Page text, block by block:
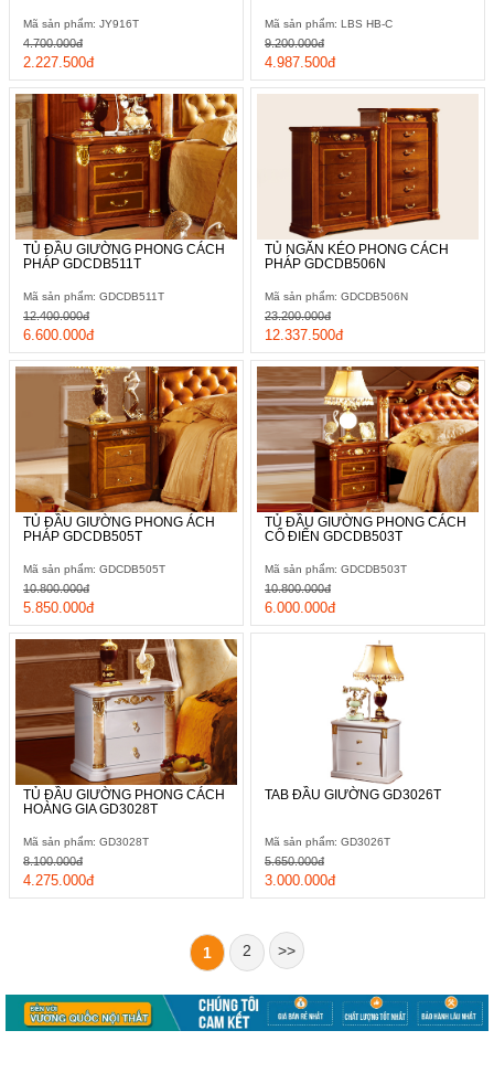
Mã sản phẩm: JY916T
2.227.500đ
4.700.000đ
Mã sản phẩm: LBS HB-C
4.987.500đ
9.200.000đ
TỦ ĐẦU GIƯỜNG PHONG CÁCH
PHÁP GDCDB511T
Mã sản phẩm: GDCDB511T
6.600.000đ
12.400.000đ
TỦ NGĂN KÉO PHONG CÁCH
PHÁP GDCDB506N
Mã sản phẩm: GDCDB506N
12.337.500đ
23.200.000đ
TỦ ĐẦU GIƯỜNG PHONG ÁCH
PHÁP GDCDB505T
Mã sản phẩm: GDCDB505T
5.850.000đ
10.800.000đ
TỦ ĐẦU GIƯỜNG PHONG CÁCH
CỔ ĐIỂN GDCDB503T
Mã sản phẩm: GDCDB503T
6.000.000đ
10.800.000đ
TỦ ĐẦU GIƯỜNG PHONG CÁCH
HOÀNG GIA GD3028T
Mã sản phẩm: GD3028T
4.275.000đ
8.100.000đ
TAB ĐẦU GIƯỜNG GD3026T
Mã sản phẩm: GD3026T
3.000.000đ
5.650.000đ
1 2 >>